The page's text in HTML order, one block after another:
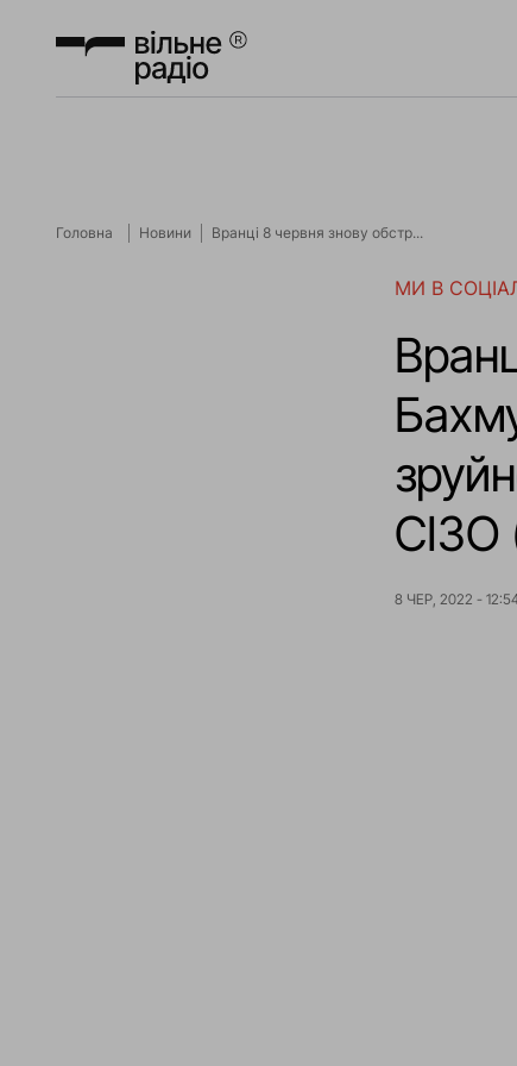
Головна Новини Вранці 8 червня знову обстр...
МИ В
СІЗО
8 ЧЕР, 2022 -